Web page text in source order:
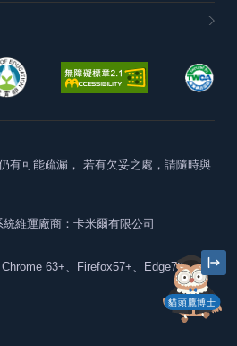
貓頭鷹博士
有可能疏漏， 若有欠妥之處，請隨時與
統維運廠商：卡米爾有限公司
Chrome 63+、Firefox57+、Edge79+及